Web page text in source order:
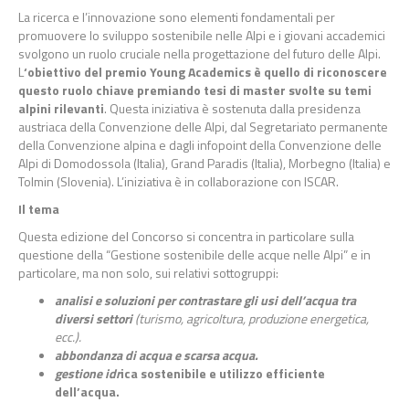
La ricerca e l’innovazione sono elementi fondamentali per
promuovere lo sviluppo sostenibile nelle Alpi e i giovani accademici
svolgono un ruolo cruciale nella progettazione del futuro delle Alpi.
L‘obiettivo del premio Young Academics è quello di riconoscere
questo ruolo chiave premiando tesi di master svolte su temi
alpini rilevanti. Questa iniziativa è sostenuta dalla presidenza
austriaca della Convenzione delle Alpi, dal Segretariato permanente
della Convenzione alpina e dagli infopoint della Convenzione delle
Alpi di Domodossola (Italia), Grand Paradis (Italia), Morbegno (Italia) e
Tolmin (Slovenia). L’iniziativa è in collaborazione con ISCAR.
Il tema
Questa edizione del Concorso si concentra in particolare sulla
questione della “Gestione sostenibile delle acque nelle Alpi” e in
particolare, ma non solo, sui relativi sottogruppi:
analisi e soluzioni per contrastare gli usi dell’acqua tra
diversi settori(turismo, agricoltura, produzione energetica,
ecc.).
abbondanza di acqua e scarsa acqua.
gestione idrica sostenibile e utilizzo efficiente
dell’acqua.